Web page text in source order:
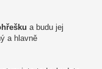
a budu jej
a hlavně